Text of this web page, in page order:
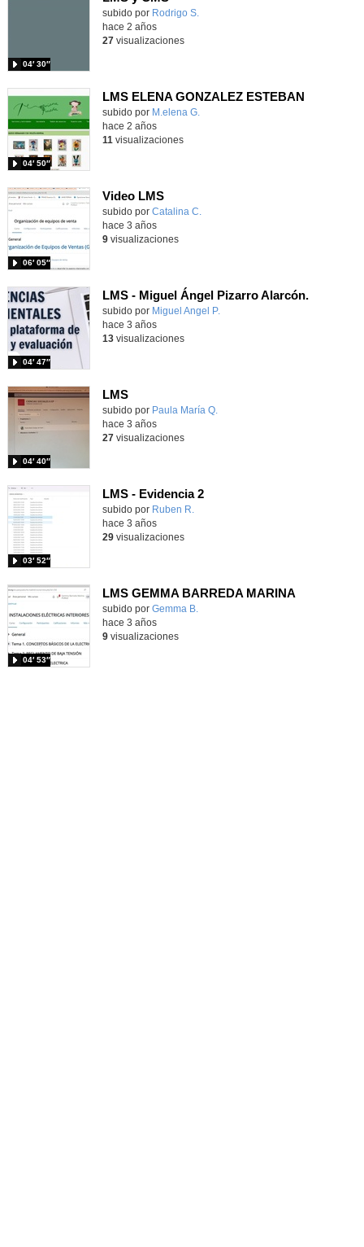
subido por Rodrigo S.
04′ 30″
hace 2 años
27visualizaciones
LMS ELENA GONZALEZ ESTEBAN
subido por M.elena G.
04′ 50″
hace 2 años
11 visualizaciones
Video LMS
Contenido educativo.
subido por Catalina C.
06′ 05″
hace 3 años
9visualizaciones
LMS - Miguel Ángel Pizarro Alarcón.
subido por Miguel Angel P.
04′ 47″
hace 3 años
13visualizaciones
LMS
Contenido educativo.
subido por Paula María Q.
04′ 40″
hace 3 años
27visualizaciones
LMS - Evidencia 2
subido por Ruben R.
03′ 52″
hace 3 años
29visualizaciones
LMS GEMMA BARREDA MARINA
subido por Gemma B.
04′ 53″
hace 3 años
9visualizaciones